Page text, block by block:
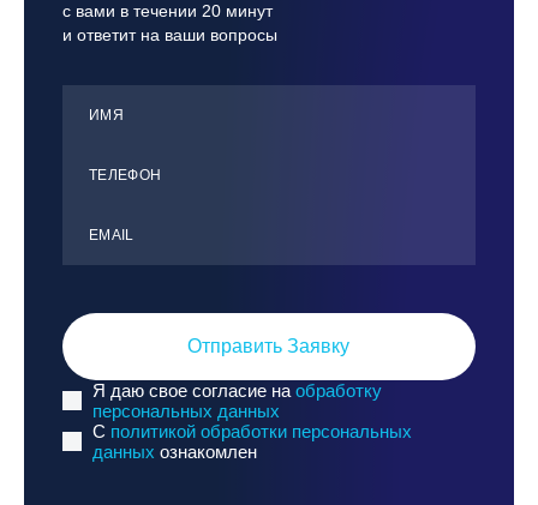
с вами в течении 20 минут
и ответит на ваши вопросы
ИМЯ
ТЕЛЕФОН
ЕMАIL
Отправить Заявку
Я даю свое согласие на обработку
персональных данных
C политикой обработки персональных
данных ознакомлен